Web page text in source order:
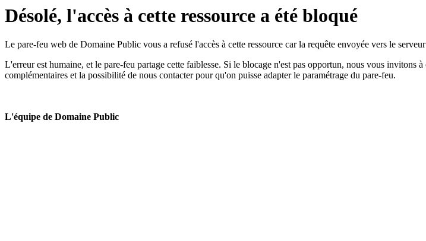
Désolé, l'accès à cette ressource a été bloqué
Le pare-feu web de Domaine Public vous a refusé l'accès à cette ressource car la requête envoyée vers le
L'erreur est humaine, et le pare-feu partage cette faiblesse. Si le blocage n'est pas opportun, nous vous invitons à
complémentaires et la possibilité de nous contacter pour qu'on puisse adapter le paramétrage du pare-feu.
L'équipe de Domaine Public